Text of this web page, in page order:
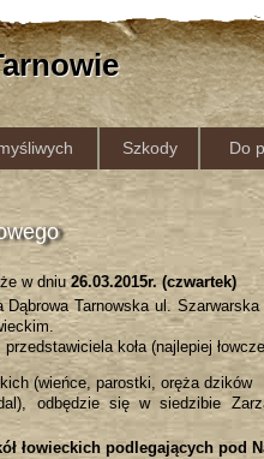
Szkody Do
że w dniu26.03.2015r. (czwartek)
Dąbrowa Tarnowska ul.
koła (najlepiej
(wieńce, parostki, oręża dzików
odbędzie się w siedzibie
łowieckich podlegających pod